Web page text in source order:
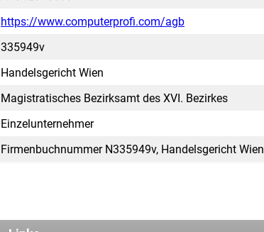
https://www.computerprofi.com/agb
335949v
Handelsgericht Wien
Magistratisches Bezirksamt des XVI. Bezirkes
Einzelunternehmer
Firmenbuchnummer N335949v, Handelsgericht Wien